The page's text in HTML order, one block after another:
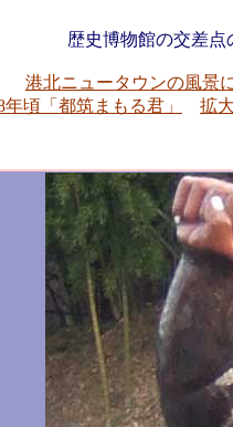
歴史博物館の交差点
港北ニュータウンの風景
年頃「都筑まもる君」
拡